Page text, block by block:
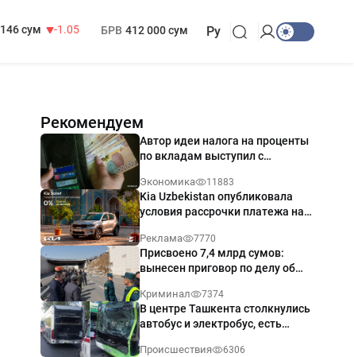
146 сум
-1.05
БРВ 412 000 сум Ру
Рекомендуем
Автор идеи налога на проценты
по вкладам выступил с
Экономика 11883
Kia Uzbekistan опубликовала
условия рассрочки платежа на
годовых
Реклама 7770
Присвоено 7,4 млрд сумов:
вынесен приговор по делу об
Ташкенте
Криминал 7374
В центре Ташкента столкнулись
автобус и электробус, есть
Происшествия 6306